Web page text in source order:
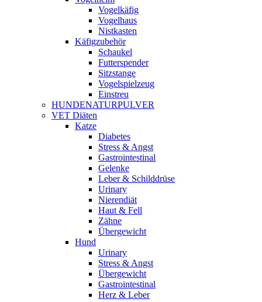
Vogelkäfig
Vogelhaus
Nistkasten
Käfigzubehör
Schaukel
Futterspender
Sitzstange
Vogelspielzeug
Einstreu
HUNDENATURPULVER
VET Diäten
Katze
Diabetes
Stress & Angst
Gastrointestinal
Gelenke
Leber & Schilddrüse
Urinary
Nierendiät
Haut & Fell
Zähne
Übergewicht
Hund
Urinary
Stress & Angst
Übergewicht
Gastrointestinal
Herz & Leber